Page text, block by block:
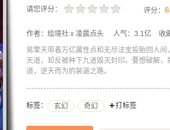
请您评分： 评分：
作者： 绘境社 x 凌晨点头 人气： 3.1亿 收
易擎天带着万亿属性点和无尽法宝投胎回人
天道，却反被种下九道毁灭封印。要想破解
道，逆天而为的装逼之路。
标签： 玄幻 奇幻 打标签